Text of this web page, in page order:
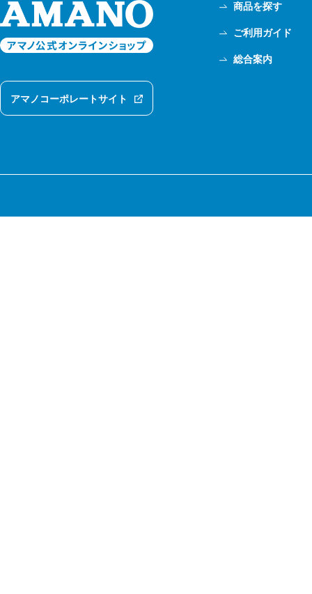
アマノコーポレートサイト
商品を探す
ご利用ガイド
総合案内